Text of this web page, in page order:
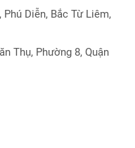
Phú Diễn, Bắc Từ Liêm,
Thụ, Phường 8, Quận